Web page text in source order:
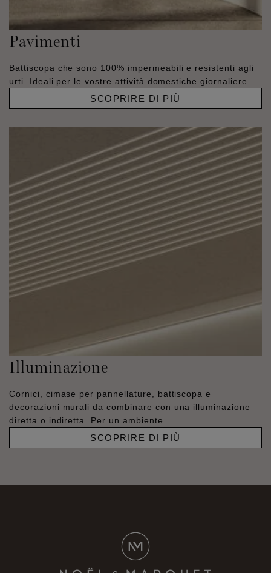
Pavimenti
Battiscopa che sono 100% impermeabili e resistenti agli
urti. Ideali per le vostre attività domestiche giornaliere.
SCOPRIRE DI PIÙ
Illuminazione
Cornici, cimase per pannellature, battiscopa e
decorazioni murali da combinare con una illuminazione
diretta o indiretta. Per un ambiente
SCOPRIRE DI PIÙ